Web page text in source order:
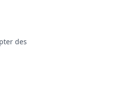
des